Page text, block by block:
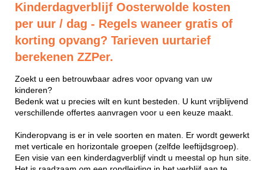
Kinderdagverblijf Oosterwolde kosten
per uur / dag - Regels waneer gratis of
korting opvang? Tarieven uurtarief
berekenen ZZPer.
Zoekt u een betrouwbaar adres voor opvang van uw
kinderen?
Bedenk wat u precies wilt en kunt besteden. U kunt vrijblijvend
verschillende offertes aanvragen voor u een keuze maakt.
Kinderopvang is er in vele soorten en maten. Er wordt gewerkt
met verticale en horizontale groepen (zelfde leeftijdsgroep).
Een visie van een kinderdagverblijf vindt u meestal op hun site.